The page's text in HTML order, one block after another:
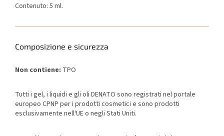
Contenuto: 5 ml.
Composizione e sicurezza
Non contiene: TPO
Tutti i gel, i liquidi e gli oli DENATO sono registrati nel portale
europeo CPNP per i prodotti cosmetici e sono prodotti
esclusivamente nell'UE o negli Stati Uniti.